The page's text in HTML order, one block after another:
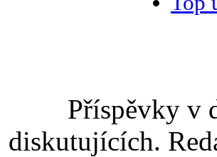
Příspěvky v
diskutujících.